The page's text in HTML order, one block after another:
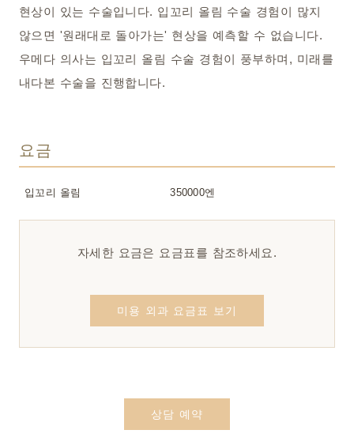
현상이 있는 수술입니다. 입꼬리 올림 수술 경험이 많지
않으면 '원래대로 돌아가는' 현상을 예측할 수 없습니다.
우메다 의사는 입꼬리 올림 수술 경험이 풍부하며, 미래를
내다본 수술을 진행합니다.
요금
입꼬리 올림 350000엔
자세한 요금은 요금표를 참조하세요.
미용 외과 요금표 보기
상담 예약